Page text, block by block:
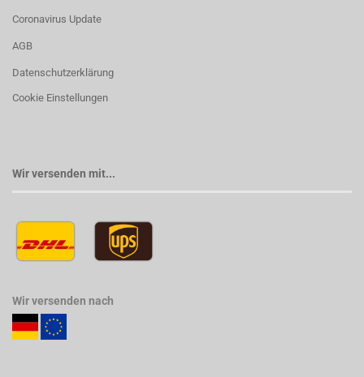
Coronavirus Update
AGB
Datenschutzerklärung
Cookie Einstellungen
Wir versenden mit...
Wir versenden nach